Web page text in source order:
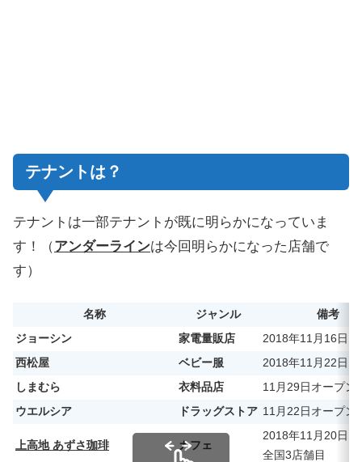
テナントは？
テナントは一部テナントが既に明らかになっていま
す！（アンダーラインは今回明らかになった店舗で
す）
名称 ジャンル
備考
ジョーシン
家電量販店
2018年11月16日オ
西松屋
ベビー服
2018年11月22日オ
しまむら
衣料品店
11月29日オープン
ウエルシア
ドラッグストア 11月22日オープン
上高地 あずさ珈琲 カフェ
2018年11月20日オ
全国3店舗目